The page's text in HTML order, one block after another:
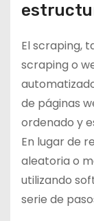
El scraping,
scraping o
de páginas
ordenado y
En lugar de
aleatoria o
utilizando
serie de